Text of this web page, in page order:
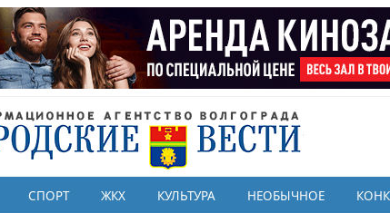
СПОРТ ЖКХ КУЛЬТУРА НЕОБЫЧНОЕ